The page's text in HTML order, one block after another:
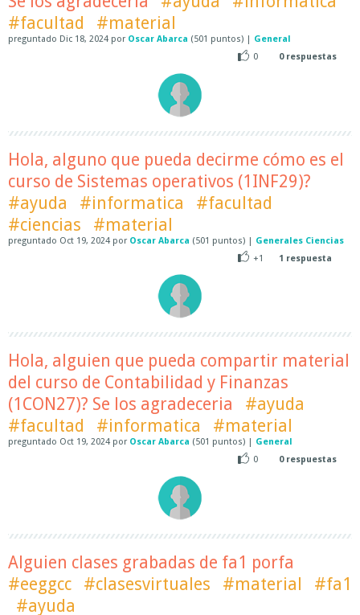
#facultad
#material
preguntado Dic 18, 2024 por Oscar Abarca (501 puntos) | General
0
0respuestas
Hola, alguno que pueda decirme cómo es el
curso de Sistemas operativos (1INF29)?
#ayuda
#informatica
#facultad
#ciencias
#material
preguntado Oct 19, 2024 por Oscar Abarca (501 puntos) | Generales Ciencias
+1
1 respuesta
Hola, alguien que pueda compartir material
del curso de Contabilidad y Finanzas
(1CON27)? Se los agradeceria
#ayuda
#facultad
#informatica #material
preguntado Oct 19, 2024 por Oscar Abarca (501 puntos) | General
0
0respuestas
Alguien clases grabadas de fa1 porfa
#eeggcc
#clasesvirtuales #material
#fa1
#ayuda